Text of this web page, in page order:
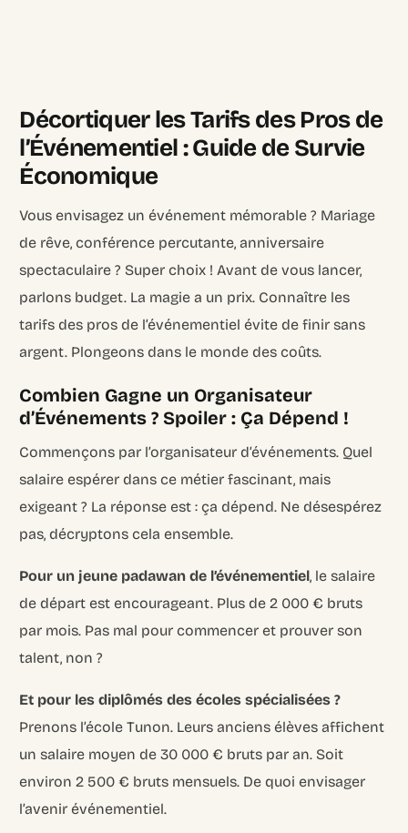
Décortiquer les Tarifs des Pros de
l’Événementiel : Guide de Survie
Économique
Vous envisagez un événement mémorable ? Mariage
de rêve, conférence percutante, anniversaire
spectaculaire ? Super choix ! Avant de vous lancer,
parlons budget. La magie a un prix. Connaître les
tarifs des pros de l’événementiel évite de finir sans
argent. Plongeons dans le monde des coûts.
Combien Gagne un Organisateur
d’Événements ? Spoiler : Ça Dépend !
Commençons par l’organisateur d’événements. Quel
salaire espérer dans ce métier fascinant, mais
exigeant ? La réponse est : ça dépend. Ne désespérez
pas, décryptons cela ensemble.
Pour un jeune padawan de l’événementiel, le salaire
de départ est encourageant. Plus de 2 000 € bruts
par mois. Pas mal pour commencer et prouver son
talent, non ?
Et pour les diplômés des écoles spécialisées ?
Prenons l’école Tunon. Leurs anciens élèves affichent
un salaire moyen de 30 000 € bruts par an. Soit
environ 2 500 € bruts mensuels. De quoi envisager
l’avenir événementiel.